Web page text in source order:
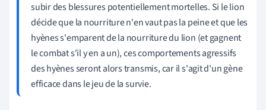
subir des blessures potentiellement mortelles. Si le lion
décide que la nourriture n'en vaut pas la peine et que les
hyènes s'emparent de la nourriture du lion (et gagnent
le combat s'il y en a un), ces comportements agressifs
des hyènes seront alors transmis, car il s'agit d'un gène
efficace dans le jeu de la survie.